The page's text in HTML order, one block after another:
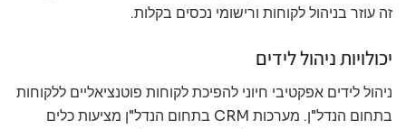
זה עוזר בניהול לקוחות ורישומי נכסים בקלות.
יכולויות ניהול לידים
ניהול לידים אפקטיבי חיוני להפיכת לקוחות פוטנציאליים ללקוחות
בתחום הנדל"ן. מערכות CRM בתחום הנדל"ן מציעות כלים